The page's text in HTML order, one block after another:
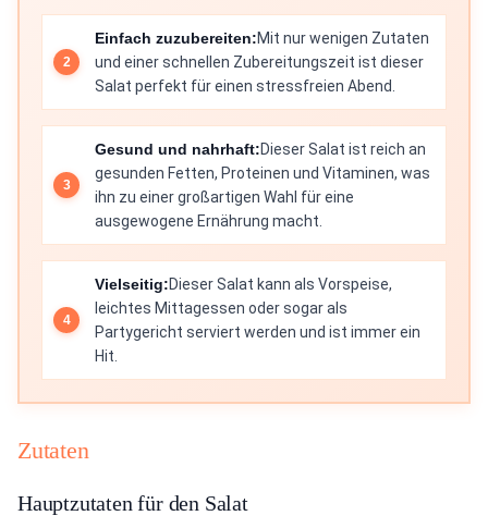
Einfach zuzubereiten:Mit nur wenigen Zutaten
und einer schnellen Zubereitungszeit ist dieser
Salat perfekt für einen stressfreien Abend.
Gesund und nahrhaft:Dieser Salat ist reich an
gesunden Fetten, Proteinen und Vitaminen, was
ihn zu einer großartigen Wahl für eine
ausgewogene Ernährung macht.
Vielseitig:Dieser Salat kann als Vorspeise,
leichtes Mittagessen oder sogar als
Partygericht serviert werden und ist immer ein
Hit.
Zutaten
Hauptzutaten für den Salat